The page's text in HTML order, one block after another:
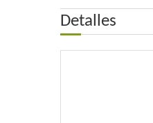
Detalles